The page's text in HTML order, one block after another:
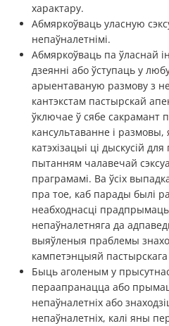
характару.
Абмяркоўваць уласную
непаўналетнімі.
Абмяркоўваць па ўласнай
дзеянні або ўступаць у
арыентаваную размову з
кантэкстам пастырскай
ўключае ў сябе сакрамант
кансультаванне і размовы,
катэхізацыі ці дыскусій
пытанням чалавечай
праграмамі. Ва ўсіх
пра тое, каб парады былі
неабходнасці прадпрымаць
непаўналетняга да
выяўленыя праблемы
кампетэнцыяй
Быць аголеным у
пераапранацца або
непаўналетніх або
непаўналетніх, калі яны